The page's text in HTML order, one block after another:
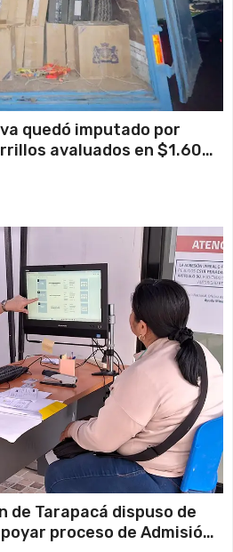
quedó imputado por
avaluados en $1.600
de Tarapacá dispuso de
proceso de Admisión